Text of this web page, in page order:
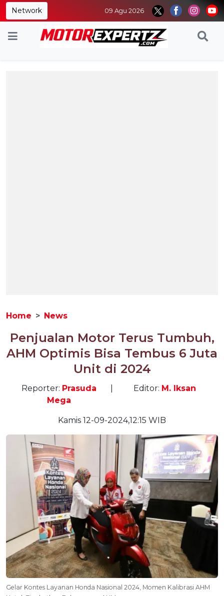
Network 09 Agu 2026
Home News
Penjualan Motor Terus Tumbuh,
AHM Optimis Bisa Tembus 6 Juta
Unit di 2024
Reporter: Prasuda
Mega
Editor: M. Iksan
Kamis 12-09-2024,12:15 WIB
Gelar Kontes Layanan Honda Nasional 2024, Momen Kalibrasi AHM